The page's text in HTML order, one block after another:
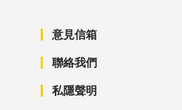
意見信箱
聯絡我們
私隱聲明